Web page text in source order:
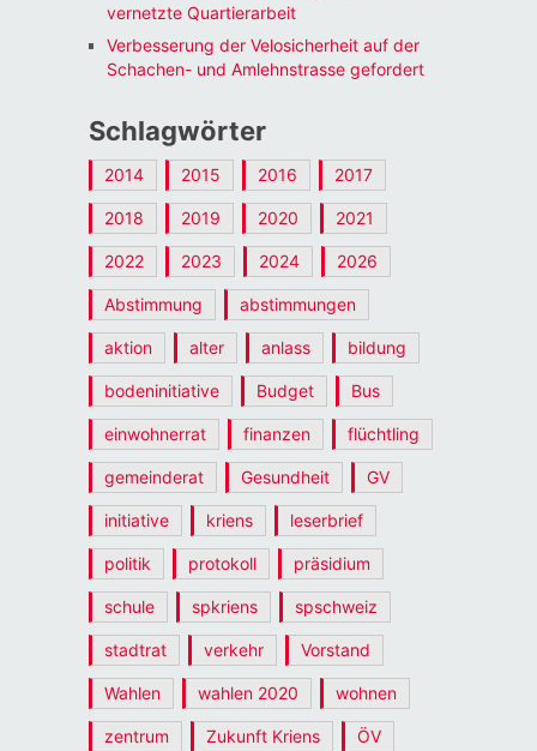
vernetzte Quartierarbeit
Verbesserung der Velosicherheit auf der
Schachen- und Amlehnstrasse gefordert
Schlagwörter
2014 2015 2016 2017
2018 2019 2020 2021
2022 2023 2024 2026
Abstimmung abstimmungen
aktion alter anlass bildung
bodeninitiative Budget Bus
einwohnerrat finanzen flüchtling
gemeinderat Gesundheit GV
initiative kriens leserbrief
politik protokoll präsidium
schule spkriens spschweiz
stadtrat verkehr Vorstand
Wahlen wahlen 2020 wohnen
zentrum Zukunft Kriens ÖV